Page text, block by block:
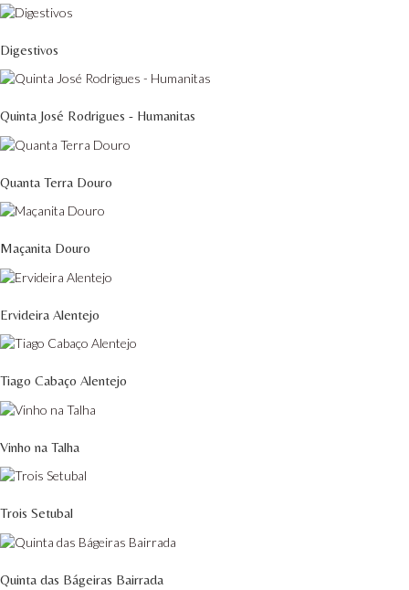
Digestivos
Quinta José Rodrigues - Humanitas
Quanta Terra Douro
Maçanita Douro
Ervideira Alentejo
Tiago Cabaço Alentejo
Vinho na Talha
Trois Setubal
Quinta das Bágeiras Bairrada